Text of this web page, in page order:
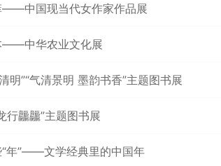
——中国现当代女作家作品展
——中华农业文化展
明”“气清景明 墨韵书香”主题图书展
行龘龘”主题图书展
“年”——文学经典里的中国年